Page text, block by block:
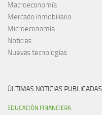
Macroeconomía
Mercado inmobiliario
Microeconomía
Noticias
Nuevas tecnologías
ÚLTIMAS NOTICIAS PUBLICADAS
EDUCACIÓN FINANCIERA